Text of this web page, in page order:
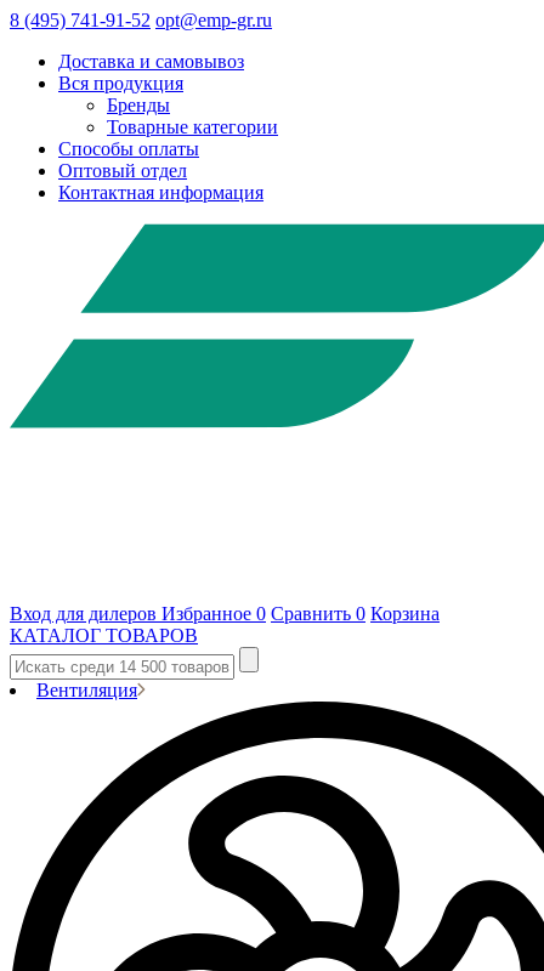
8 (495) 741-91-52 opt@emp-gr.ru
Доставка и самовывоз
Вся продукция
Бренды
Товарные категории
Способы оплаты
Оптовый отдел
Контактная информация
Вход для дилеров Избранное 0 Сравнить 0 Корзина
КАТАЛОГ ТОВАРОВ
Вентиляция